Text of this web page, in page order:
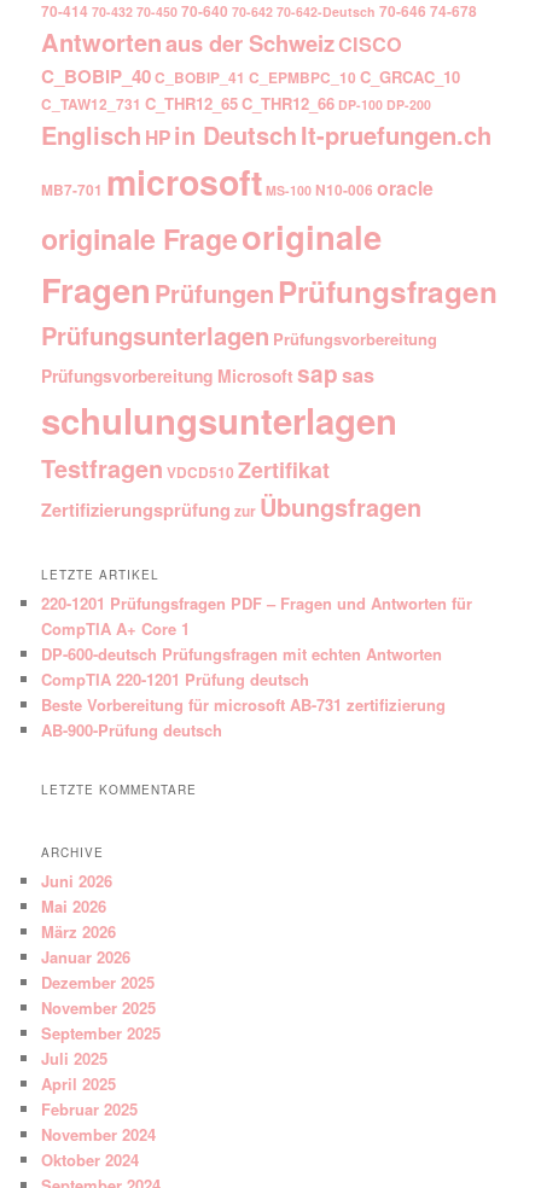
70-414 70-432 70-450 70-640 70-642 70-642-Deutsch 70-646 74-678
Antwortenaus der SchweizCISCO
C_BOBIP_40C_BOBIP_41 C_EPMBPC_10 C_GRCAC_10
C_TAW12_731 C_THR12_65C_THR12_66 DP-100 DP-200
Englisch HPin DeutschIt-pruefungen.ch
MB7-701 microsoft MS-100 N10-006 oracle
originale Frageoriginale
Fragen Prüfungen Prüfungsfragen
Prüfungsunterlagen Prüfungsvorbereitung
Prüfungsvorbereitung Microsoft sapsas
schulungsunterlagen
Testfragen VDCD510 Zertifikat
Zertifizierungsprüfung zur Übungsfragen
LETZTE ARTIKEL
220-1201 Prüfungsfragen PDF – Fragen und Antworten für
CompTIA A+ Core 1
DP-600-deutsch Prüfungsfragen mit echten Antworten
CompTIA 220-1201 Prüfung deutsch
Beste Vorbereitung für microsoft AB-731 zertifizierung
AB-900-Prüfung deutsch
LETZTE KOMMENTARE
ARCHIVE
Juni 2026
Mai 2026
März 2026
Januar 2026
Dezember 2025
November 2025
September 2025
Juli 2025
April 2025
Februar 2025
November 2024
Oktober 2024